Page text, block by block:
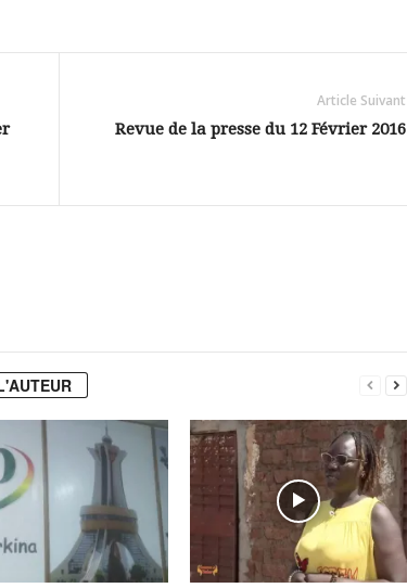
ou
diminuer
le
Article Suivant
Revue de la presse du 12 Février 2016